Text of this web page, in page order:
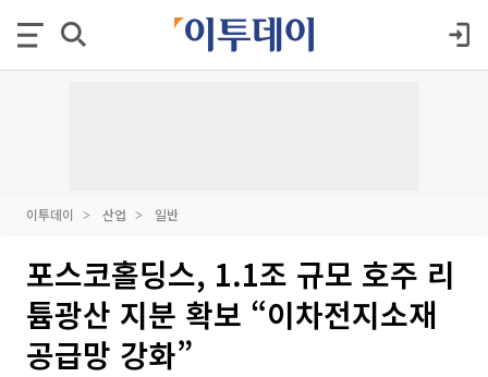
이투데이 산업 일반
포스코홀딩스, 1.1조 규모 호주 리
튬광산 지분 확보 “이차전지소재
공급망 강화”